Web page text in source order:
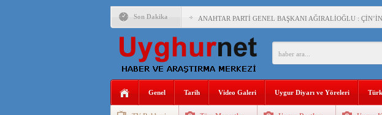
Son Dakika ANAHTAR PARTİ GENEL BAŞKANI AĞIRALİOĞLU :
ÇİN’İN DOĞU TÜRKİSTAN’DAKİ UYGULAMALARI
DİYANET AKADEMİSİ BAŞKANI DOÇ.DR.KAAN : DOĞU
150 YILDIR KAYNAYAN YARAMIZ : ÇİN İŞGALİNDEKİ
ÇİN’İN UYGUR POLİTİKALARINI ÖVEN DİYANET
Genel Tarih Video Galeri Uygur Diyarı ve Yöreleri